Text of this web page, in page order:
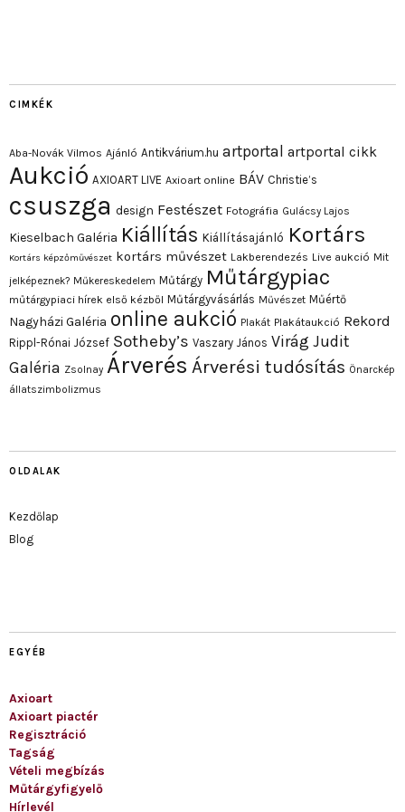
CIMKÉK
Aba-Novák Vilmos Ajánló Antikvárium.hu artportal artportal cikk
Aukció AXIOART LIVE Axioart online BÁV Christie’s
csuszga design Festészet Fotográfia Gulácsy Lajos
Kieselbach Galéria Kiállítás Kiállításajánló Kortárs
Kortárs képzőművészet kortárs művészet Lakberendezés Live aukció Mit
jelképeznek? Műkereskedelem Műtárgy Műtárgypiac
műtárgypiaci hírek első kézből Műtárgyvásárlás Művészet Műértő
Nagyházi Galéria online aukció Plakát Plakátaukció Rekord
Rippl-Rónai József Sotheby’s Vaszary János Virág Judit
Galéria Zsolnay Árverés Árverési tudósítás Önarckép
állatszimbolizmus
OLDALAK
Kezdőlap
Blog
EGYÉB
Axioart
Axioart piactér
Regisztráció
Tagság
Vételi megbízás
Műtárgyfigyelő
Hírlevél